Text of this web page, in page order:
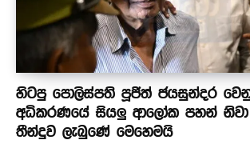
හිටපු පොලිස්පති පූජිත් ජයසුන්දර
අධිකරණයේ සියලු ආලෝක පහන් නිවා
තීන්දුව ලැබුණේ මෙහෙමයි